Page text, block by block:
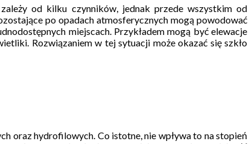
od kilku czynników, jednak przede wszystkim od
po opadach atmosferycznych mogą powodować
miejscach. Przykładem mogą być elewacje
Rozwiązaniem w tej sytuacji może okazać się szkło
oraz hydrofilowych. Co istotne, nie wpływa to na stopień